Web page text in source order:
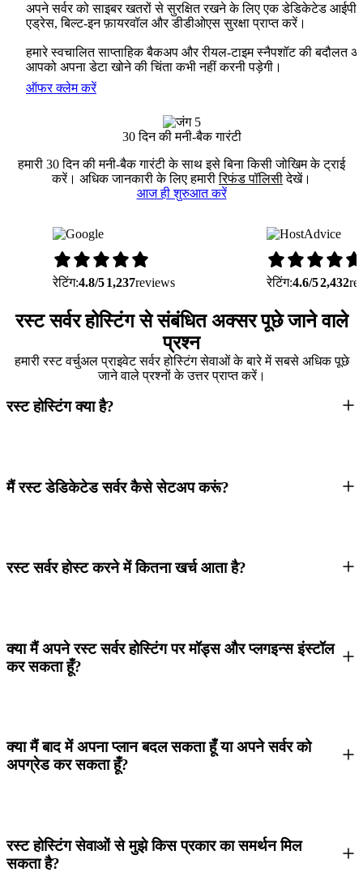
अपने सर्वर को साइबर खतरों से सुरक्षित रखने के लिए एक डेडिकेटेड आईपी
एड्रेस, बिल्ट-इन फ़ायरवॉल और डीडीओएस सुरक्षा प्राप्त करें।
हमारे स्वचालित साप्ताहिक बैकअप और रीयल-टाइम स्नैपशॉट की बदौलत
आपको अपना डेटा खोने की चिंता कभी नहीं करनी पड़ेगी।
ऑफर क्लेम करें
30 दिन की मनी-बैक गारंटी
हमारी 30 दिन की मनी-बैक गारंटी के साथ इसे बिना किसी जोखिम के ट्राई
करें। अधिक जानकारी के लिए हमारीरिफंड पॉलिसीदेखें।
आज ही शुरुआत करें
रेटिंग:4.8/5 1,237reviews रेटिंग:4.6/52,432
रस्ट सर्वर होस्टिंग से संबंधित अक्सर पूछे जाने वाले
प्रश्न
हमारी रस्ट वर्चुअल प्राइवेट सर्वर होस्टिंग सेवाओं के बारे में सबसे अधिक पूछे
जाने वाले प्रश्नों के उत्तर प्राप्त करें।
रस्ट होस्टिंग क्या है?
मैं रस्ट डेडिकेटेड सर्वर कैसे सेटअप करूं?
रस्ट सर्वर होस्ट करने में कितना खर्च आता है?
क्या मैं अपने रस्ट सर्वर होस्टिंग पर मॉड्स और प्लगइन्स इंस्टॉल
कर सकता हूँ?
क्या मैं बाद में अपना प्लान बदल सकता हूँ या अपने सर्वर को
अपग्रेड कर सकता हूँ?
रस्ट होस्टिंग सेवाओं से मुझे किस प्रकार का समर्थन मिल
सकता है?